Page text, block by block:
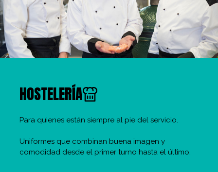
HOSTELERÍA
Para quienes están siempre al pie del servicio.
Uniformes que combinan buena imagen y
comodidad desde el primer turno hasta el último.